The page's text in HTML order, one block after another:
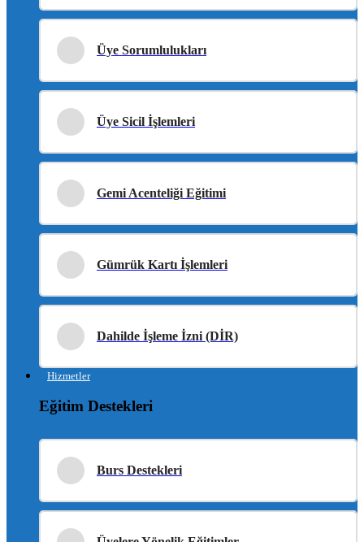
Üye Sorumlulukları
Üye Sicil İşlemleri
Gemi Acenteliği Eğitimi
Gümrük Kartı İşlemleri
Dahilde İşleme İzni (DİR)
Hizmetler
Eğitim Destekleri
Burs Destekleri